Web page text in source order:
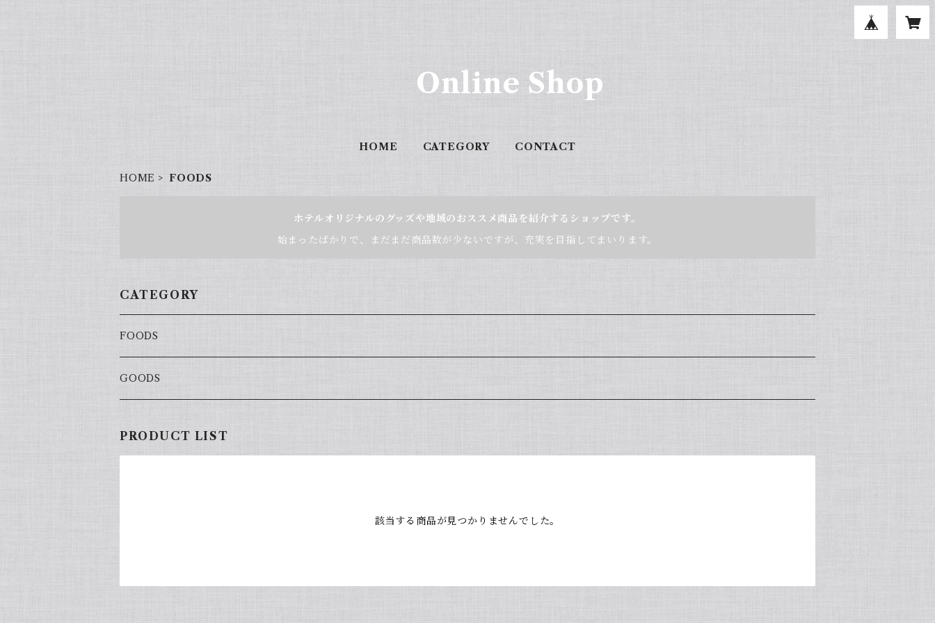
Online Shop
HOME CATEGORY CONTACT
HOME FOODS
ホテルオリジナルのグッズや地域のおススメ商品を紹介するショップです。
始まったばかりで、まだまだ商品数が少ないですが、充実を目指してまいります。
CATEGORY
FOODS
GOODS
PRODUCT LIST
該当する商品が見つかりませんでした。